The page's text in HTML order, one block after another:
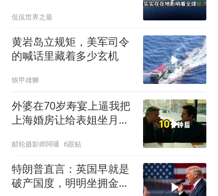
侃侃世界之最
黄岩岛立规矩，美军司令
的喊话里藏着多少玄机
铁甲雄狮
外婆在70岁寿宴上逼我把
上海婚房让给表姐坐月
邮轮摄影师阿嗵 6跟贴
特朗普直言：英国早就是
破产国度，明明坐拥金